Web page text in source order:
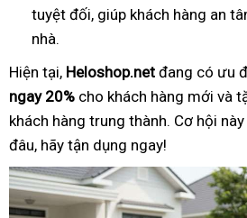
tuyệt đối, giúp khách hàng an
nhà.
Hiện tại, Heloshop.net đang có ưu
ngay 20% cho khách hàng mới và
khách hàng trung thành. Cơ hội
đâu, hãy tận dụng ngay!